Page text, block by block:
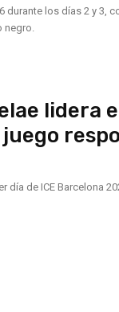
durante los días 2 y 3,
negro.
lidera
día de ICE Barcelona